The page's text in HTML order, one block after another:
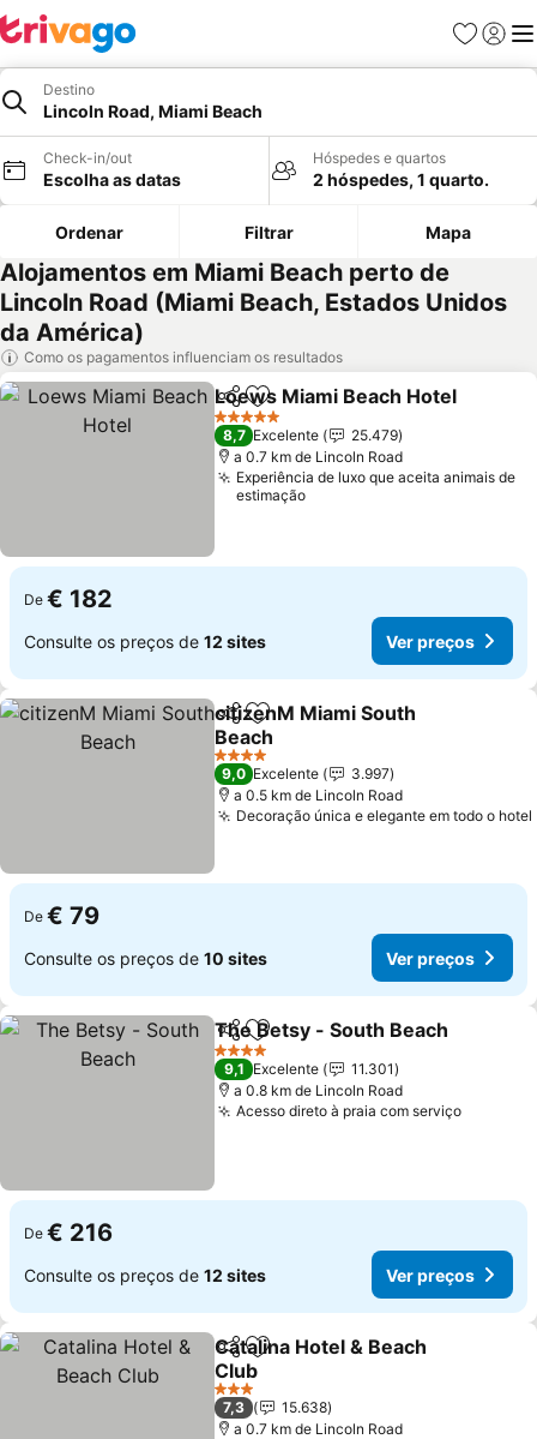
Favoritos
Iniciar
Destino
Lincoln Road, Miami Beach
Check-in/out
Escolha as datas
Hóspedes e quartos
2 hóspedes, 1 quarto.
Ordenar Filtrar Mapa
Alojamentos em Miami Beach perto de
Lincoln Road (Miami Beach, Estados Unidos
da América)
Como os pagamentos influenciam os resultados
PartilharAdicionar aos favoritos
Loews Miami Beach Hotel
5 Estrelas
8,7 Excelente
25.479
a 0.7 km de Lincoln Road
Experiência de luxo que aceita animais de
estimação
De € 182
Consulte os preços de 12 sites Ver preços
PartilharAdicionar aos favoritos
citizenM Miami South
Beach
4 Estrelas
9,0 Excelente
3.997
a 0.5 km de Lincoln Road
Decoração única e elegante em todo o hotel
De € 79
Consulte os preços de 10 sites Ver preços
PartilharAdicionar aos favoritos
The Betsy - South Beach
4 Estrelas
9,1 Excelente
11.301
a 0.8 km de Lincoln Road
Acesso direto à praia com serviço
De € 216
Consulte os preços de 12 sites Ver preços
PartilharAdicionar aos favoritos
Catalina Hotel & Beach
Club
3 Estrelas
7,3
15.638
a 0.7 km de Lincoln Road